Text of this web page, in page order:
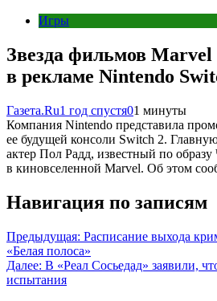
Игры
Звезда фильмов Marvel
в рекламе Nintendo
Газета.Ru1 год спустя01 минуты
Компания Nintendo представила
ее будущей консоли Switch 2.
актер Пол Радд, известный по образу
в киновселенной Marvel. Об этом
Навигация по записям
Предыдущая: Расписание выхода
«Белая полоса»
Далее: В «Реал Сосьедад» заявили,
испытания